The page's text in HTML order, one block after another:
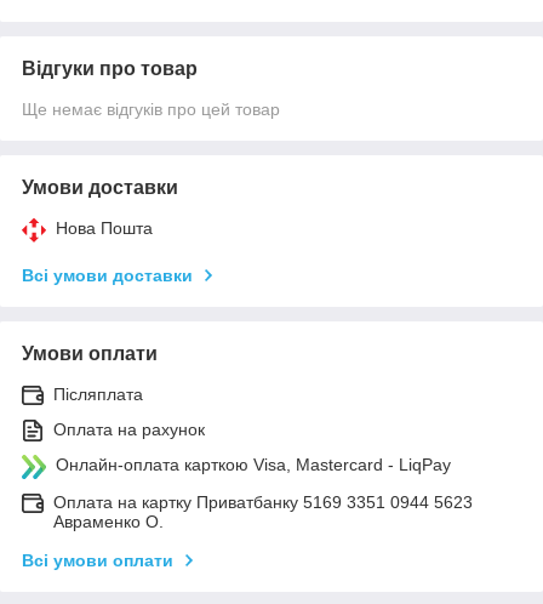
Відгуки про товар
Ще немає відгуків про цей товар
Умови доставки
Нова Пошта
Всі умови доставки
Умови оплати
Післяплата
Оплата на рахунок
Онлайн-оплата карткою Visa, Mastercard - LiqPay
Оплата на картку Приватбанку 5169 3351 0944 5623
Авраменко О.
Всі умови оплати